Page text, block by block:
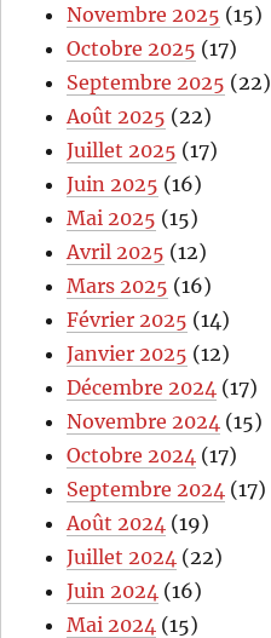
Novembre 2025 (15)
Octobre 2025 (17)
Septembre 2025 (22)
Août 2025 (22)
Juillet 2025 (17)
Juin 2025 (16)
Mai 2025 (15)
Avril 2025 (12)
Mars 2025 (16)
Février 2025 (14)
Janvier 2025 (12)
Décembre 2024 (17)
Novembre 2024 (15)
Octobre 2024 (17)
Septembre 2024 (17)
Août 2024 (19)
Juillet 2024 (22)
Juin 2024 (16)
Mai 2024 (15)